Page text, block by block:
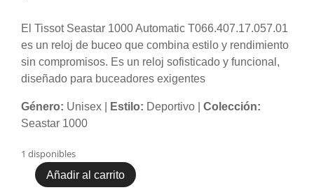
El Tissot Seastar 1000 Automatic T066.407.17.057.01
es un reloj de buceo que combina estilo y rendimiento
sin compromisos. Es un reloj sofisticado y funcional,
diseñado para buceadores exigentes
Género: Unisex | Estilo: Deportivo | Colección:
Seastar 1000
1 disponibles
Tissot
Añadir al carrito